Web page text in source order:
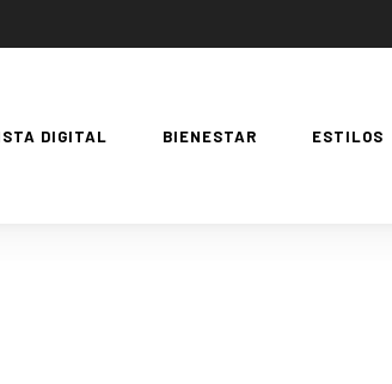
DIGITAL BIENESTAR ESTILOS